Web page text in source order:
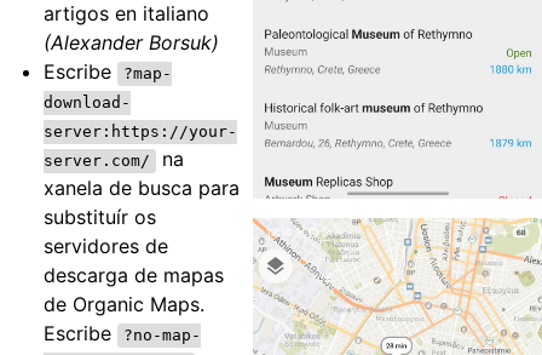
artigos en italiano
(Alexander Borsuk)
Escribe
?map-
download-
server:https://your-
server.com/ na
xanela de busca para
substituír os
servidores de
descarga de mapas
de Organic Maps.
Escribe
?no-map-